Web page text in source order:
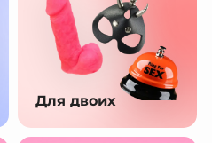
Для двоих